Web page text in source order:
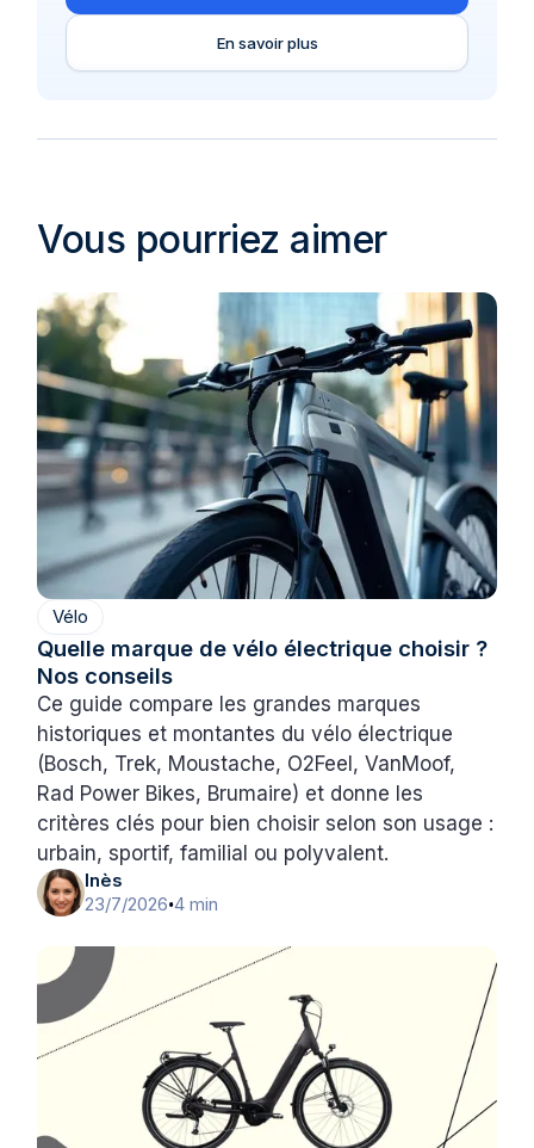
En savoir plus
Vous pourriez aimer
Vélo
Quelle marque de vélo électrique choisir ?
Nos conseils
Ce guide compare les grandes marques
historiques et montantes du vélo électrique
(Bosch, Trek, Moustache, O2Feel, VanMoof,
Rad Power Bikes, Brumaire) et donne les
critères clés pour bien choisir selon son usage :
urbain, sportif, familial ou polyvalent.
Inès
23/7/2026•4 min